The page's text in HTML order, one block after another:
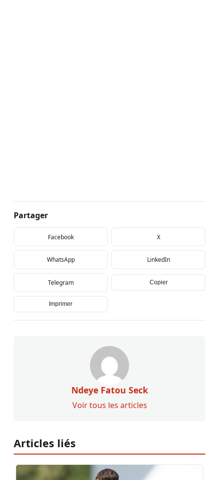
Partager
Facebook X
WhatsApp LinkedIn
Telegram Copier
Imprimer
Ndeye Fatou Seck
Voir tous les articles
Articles liés